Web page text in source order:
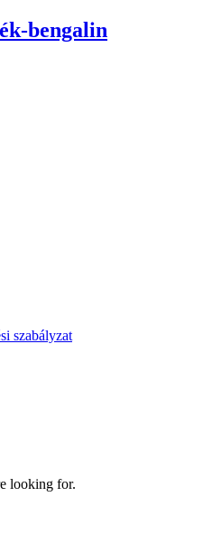
bengalin
szabályzat
looking for.